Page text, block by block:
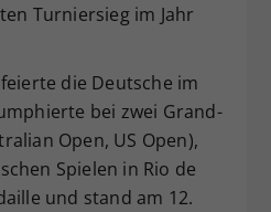
Turniersieg im Jahr
die Deutsche im
bei zwei Grand-
Open, US Open),
Spielen in Rio de
und stand am 12.